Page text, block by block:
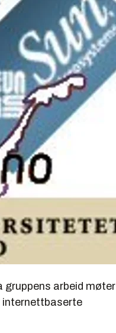
gruppens arbeid møter
internettbaserte